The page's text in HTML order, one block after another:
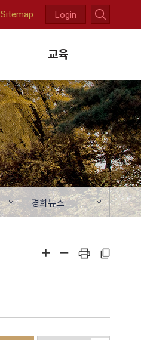
교육
Sitemap Login
경희뉴스